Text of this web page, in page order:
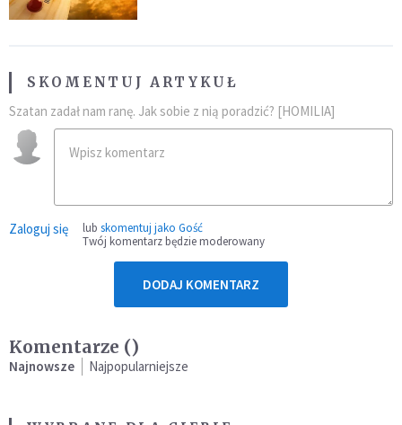
SKOMENTUJ ARTYKUŁ
Szatan zadał nam ranę. Jak sobie z nią poradzić? [HOMILIA]
Zaloguj się lub skomentuj jako Gość
Twój komentarz będzie moderowany
DODAJ KOMENTARZ
Komentarze ()
Najnowsze Najpopularniejsze